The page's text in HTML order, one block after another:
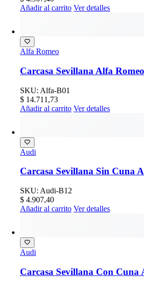
Añadir al carrito Ver detalles
Alfa Romeo
Carcasa Sevillana Alfa
SKU: Alfa-B01
$ 14.711,73
Añadir al carrito Ver detalles
Audi
Carcasa Sevillana Sin Cuna
SKU: Audi-B12
$ 4.907,40
Añadir al carrito Ver detalles
Audi
Carcasa Sevillana Con Cuna